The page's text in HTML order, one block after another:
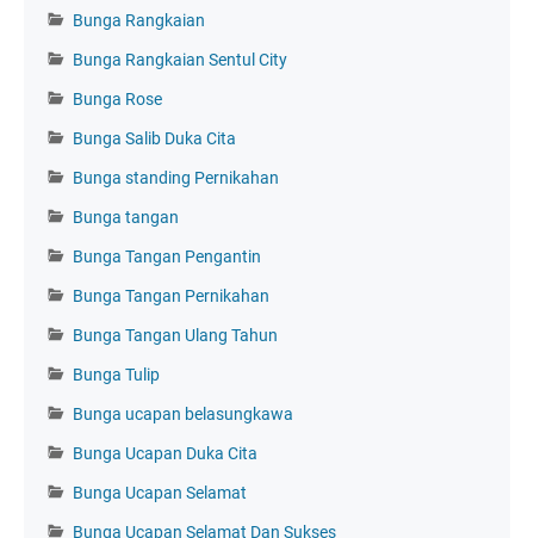
Bunga Rangkaian
Bunga Rangkaian Sentul City
Bunga Rose
Bunga Salib Duka Cita
Bunga standing Pernikahan
Bunga tangan
Bunga Tangan Pengantin
Bunga Tangan Pernikahan
Bunga Tangan Ulang Tahun
Bunga Tulip
Bunga ucapan belasungkawa
Bunga Ucapan Duka Cita
Bunga Ucapan Selamat
Bunga Ucapan Selamat Dan Sukses